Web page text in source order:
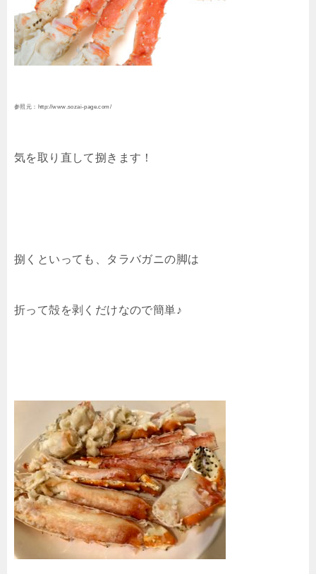
参照元：http://www.sozai-page.com/
気を取り直して捌きます！
捌くといっても、タラバガニの脚は
折って殻を剥くだけなので簡単♪